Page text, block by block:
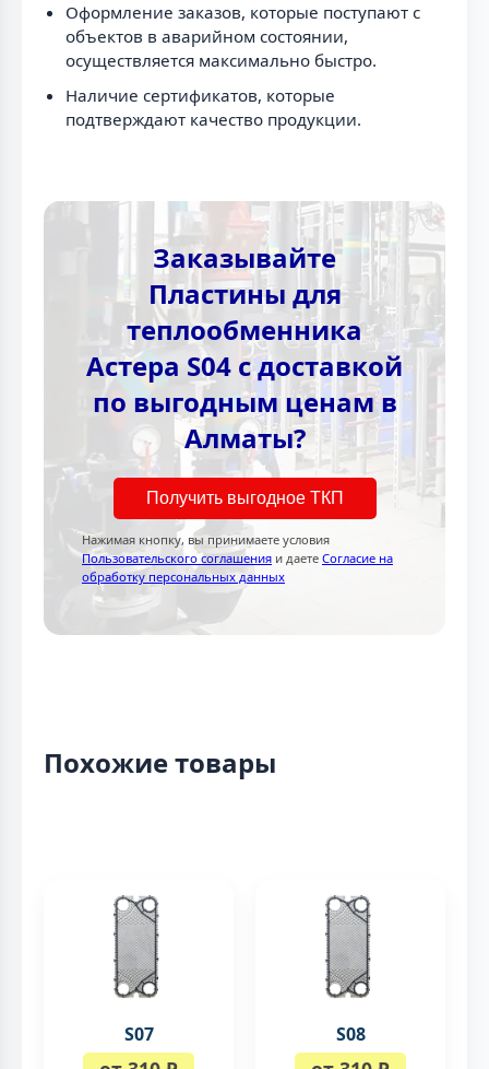
Оформление заказов, которые поступают с
объектов в аварийном состоянии,
осуществляется максимально быстро.
Наличие сертификатов, которые
подтверждают качество продукции.
Заказывайте
Пластины для
теплообменника
Астера S04 с доставкой
по выгодным ценам в
Алматы?
Получить выгодное ТКП
Нажимая кнопку, вы принимаете условия
Пользовательского соглашения и даете Согласие на
обработку персональных данных
Похожие товары
S07 S08